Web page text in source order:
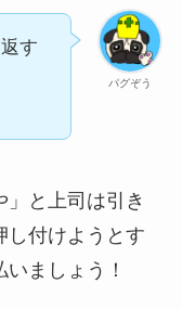
パグぞう
す
と上司は引き
し付けようとす
ましょう！